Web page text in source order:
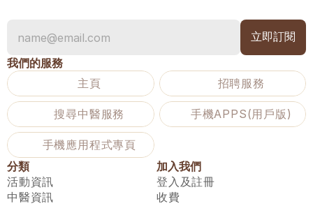
我們的服務
主頁
招聘服務
搜尋中醫服務 手機APPS(用戶版)
手機應用程式專頁
分類
活動資訊
中醫資訊
加入我們
登入及註冊
收費